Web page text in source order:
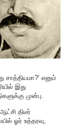
எனும்
இது
முன்பு.
திடீர்
ஓர் உத்தரவு,